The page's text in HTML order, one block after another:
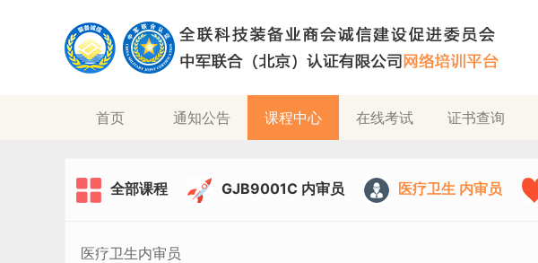
首页(current)通知公告 课程中心 在线考试 证书查询
全部课程 GJB9001C 内审员 医疗卫生 内审员
医疗卫生内审员